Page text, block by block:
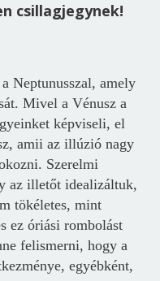
csillagjegynek!
Neptunusszal, amely
Mivel a Vénusz a
képviseli, el
amii az illúzió nagy
Szerelmi
az illetőt idealizáltuk,
tökéletes, mint
ez óriási rombolást
felismerni, hogy a
egyébként,